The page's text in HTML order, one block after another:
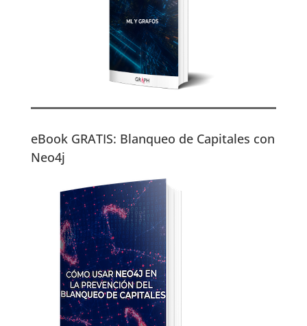
eBook GRATIS: Blanqueo de Capitales con
Neo4j